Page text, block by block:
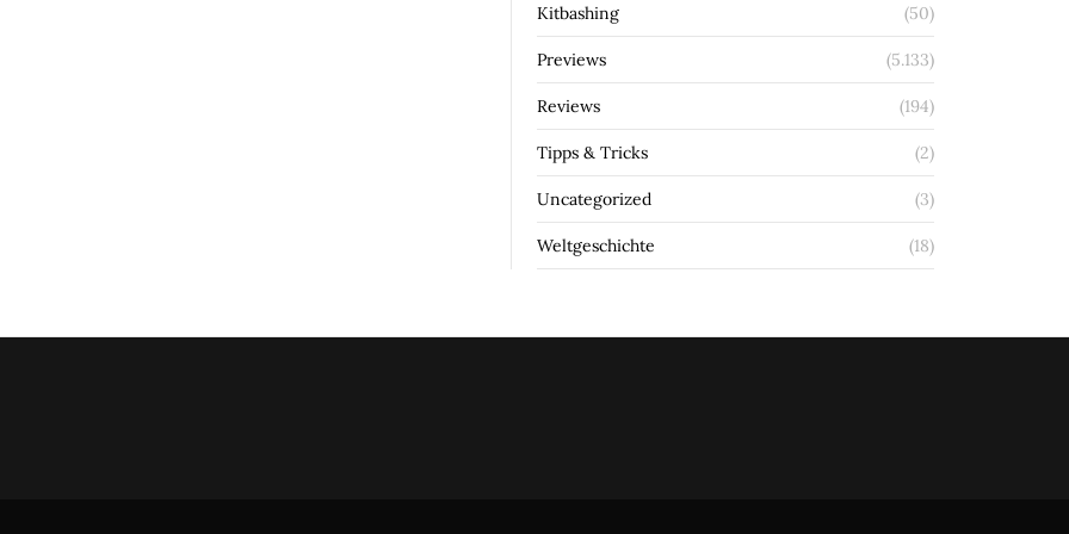
Kitbashing (50)
Previews (5.133)
Reviews (194)
Tipps & Tricks (2)
Uncategorized (3)
Weltgeschichte (18)